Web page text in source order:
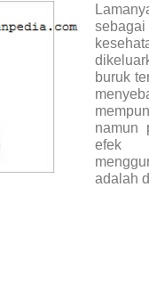
buruk
namun
efek
adalah